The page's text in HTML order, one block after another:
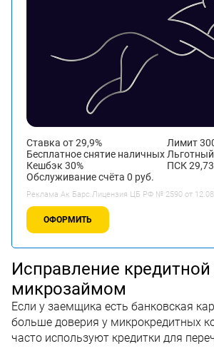
Ставка от 29,9%
Бесплатное снятие наличных
Кешбэк 30%
Обслуживание счёта 0 руб.
Лимит
ПСК
Реклама Ак Барс.Лицензия ЦБ РФ № 2590 от
ОФОРМИТЬ
Исправление кредитной
микрозаймом
Если у заемщика есть банковская
больше доверия у микрокредитных
часто используют кредитки для